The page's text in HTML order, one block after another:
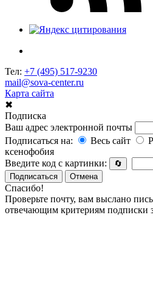
Тел: +7 (495) 517-9230
mail@sova-center.ru
Карта сайта
✖
Подписка
Ваш адрес электронной почты
Подписаться на:
Весь сайт
ксенофобия
Введите код с картинки:
🔄
Подписаться
Отмена
Спасибо!
Проверьте почту, вам выслано
отвечающим критериям подписки